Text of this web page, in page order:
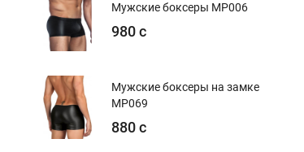
Мужские боксеры MP006
980 с
Мужские боксеры на замке
MP069
880 с